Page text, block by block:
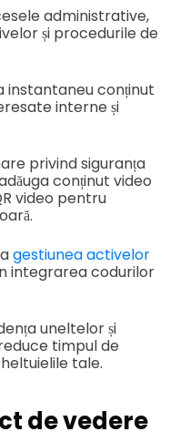
administrative,
și procedurile de
instantaneu conținut
interne și
privind siguranța
conținut video
video pentru
gestiunea activelor
integrarea codurilor
uneltelor și
timpul de
tale.
de vedere